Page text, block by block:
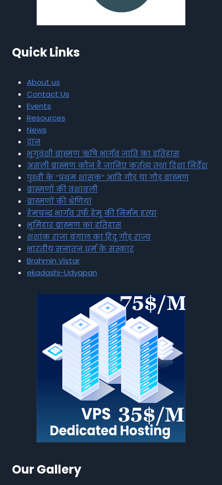
Quick Links
About us
Contact Us
Events
Resources
News
दान
भृगुवंशी ब्राह्मण ऋषि भार्गव जाति का इतिहास
असली ब्राह्मण कौन है जानिए कर्तव्य तथा दिशा निर्देश
पृथ्वी के “प्रथम शासक” आदि गौड़ या गौड़ ब्राह्मण
ब्राह्मणों की वंशावली
ब्राह्मणों की श्रेणियां
हेमचन्द्र भार्गव उर्फ हेमू की निर्मम हत्या
भूमिहार ब्राह्मण का इतिहास
शशांक राजा बंगाल का हिंदू गौड़ राज्य
भारतीय सनातन धर्म के संस्कार
Brahmin Vistar
ekadashi-Udyapan
Our Gallery